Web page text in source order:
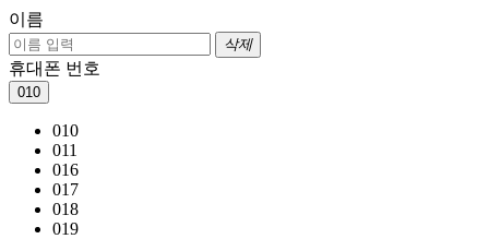
이름
삭제
휴대폰 번호
010
010
011
016
017
018
019